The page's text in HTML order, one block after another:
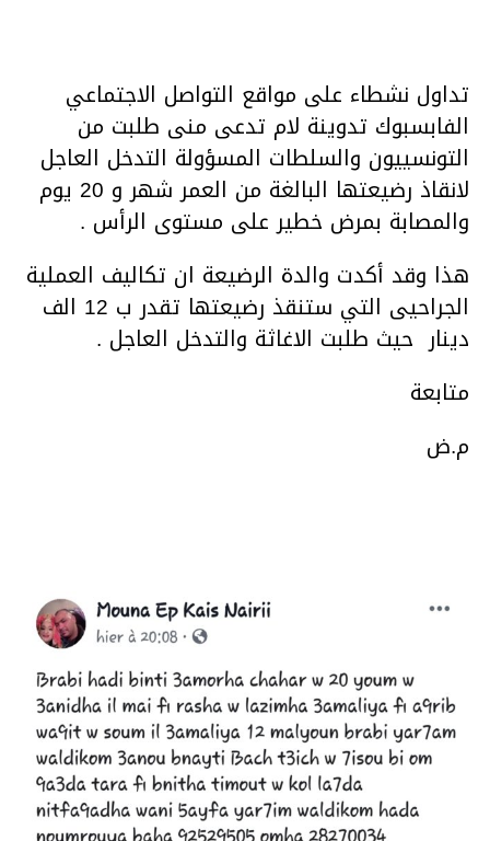
تداول نشطاء على مواقع التواصل الاجتماعي
الفابسبوك تدوينة لام تدعى منى طلبت من
التونسييون والسلطات المسؤولة التدخل العاجل
لانقاذ رضيعتها البالغة من العمر شهر و 20 يوم
والمصابة بمرض خطير على مستوى الرأس .
هذا وقد أكدت والدة الرضيعة ان تكاليف العملية
الجراحيى التي ستنقذ رضيعتها تقدر ب 12 الف
دينار حيث طلبت الاغاثة والتدخل العاجل .
متابعة
م.ض